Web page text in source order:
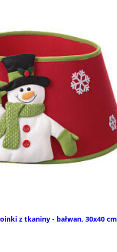
z tkaniny - bałwan, 30x40 cm